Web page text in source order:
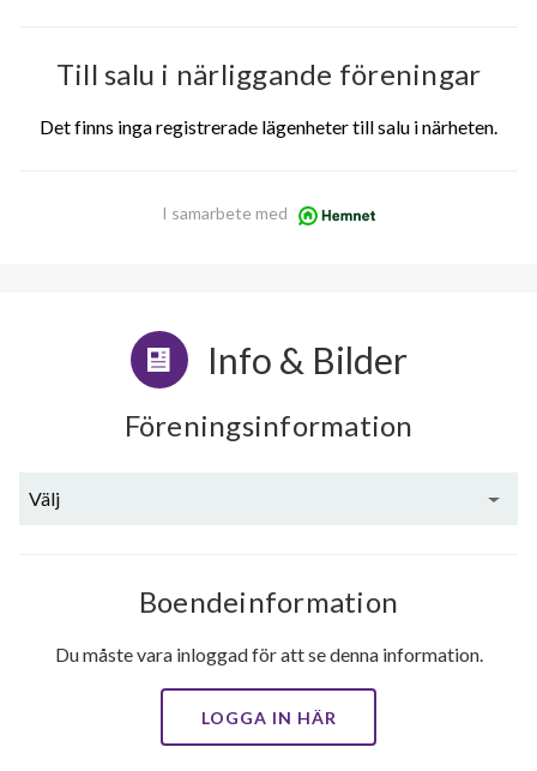
Till salu i närliggande föreningar
Det finns inga registrerade lägenheter till salu i närheten.
I samarbete med
Info & Bilder
Föreningsinformation
Välj
Boendeinformation
Du måste vara inloggad för att se denna information.
LOGGA IN HÄR